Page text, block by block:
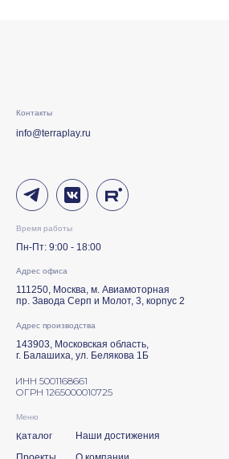
info@terraplay.ru
Контакты
Пн-Пт: 9:00 - 18:00
Время работы
Адрес офиса
111250, Москва, м. Авиамоторная
пр. Завода Серп и Молот, 3, корпус 2
ИНН 5001168661
ОГРН 1265000010725
Меню
Каталог
Наши достижения
Адрес производства
143903, Московская область,
г. Балашиха, ул. Белякова 1Б